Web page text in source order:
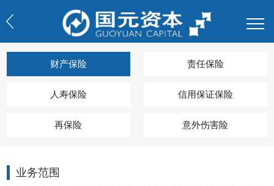
财产保险 责任保险
人寿保险 信用保证保险
再保险 意外伤害险
业务范围